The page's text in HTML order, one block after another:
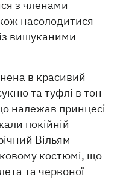
з членами
насолодитися
вишуканими
в красивий
та туфлі в тон
належав принцесі
покійній
Вільям
костюмі, що
та червоної